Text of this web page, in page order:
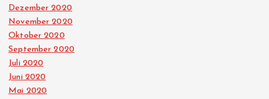
Dezember 2020
November 2020
Oktober 2020
September 2020
Juli 2020
Juni 2020
Mai 2020